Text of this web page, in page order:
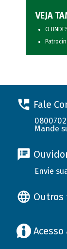
VEJA
O
Fale
Mande
Envie
Outros